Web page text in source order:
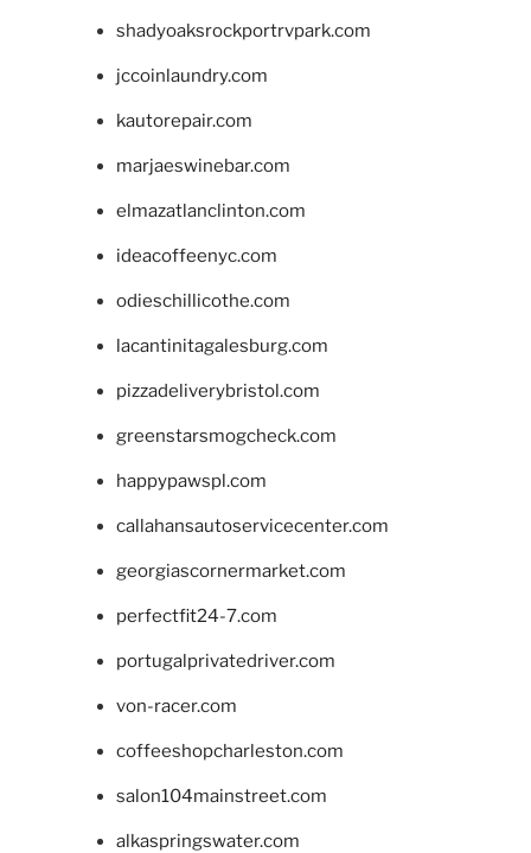
shadyoaksrockportrvpark.com
jccoinlaundry.com
kautorepair.com
marjaeswinebar.com
elmazatlanclinton.com
ideacoffeenyc.com
odieschillicothe.com
lacantinitagalesburg.com
pizzadeliverybristol.com
greenstarsmogcheck.com
happypawspl.com
callahansautoservicecenter.com
georgiascornermarket.com
perfectfit24-7.com
portugalprivatedriver.com
von-racer.com
coffeeshopcharleston.com
salon104mainstreet.com
alkaspringswater.com